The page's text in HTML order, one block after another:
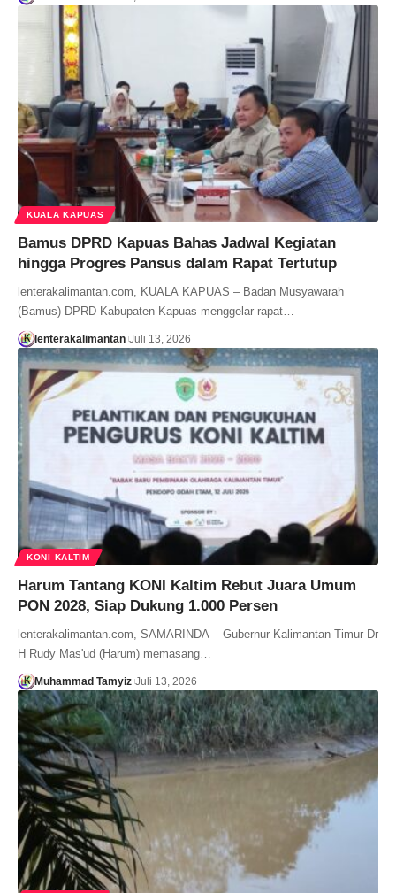
KUALA KAPUAS
Bamus DPRD Kapuas Bahas Jadwal Kegiatan
hingga Progres Pansus dalam Rapat Tertutup
lenterakalimantan.com, KUALA KAPUAS – Badan Musyawarah
(Bamus) DPRD Kabupaten Kapuas menggelar rapat…
lenterakalimantan Juli 13, 2026
KONI KALTIM
Harum Tantang KONI Kaltim Rebut Juara Umum
PON 2028, Siap Dukung 1.000 Persen
lenterakalimantan.com, SAMARINDA – Gubernur Kalimantan Timur Dr
H Rudy Mas'ud (Harum) memasang…
Muhammad Tamyiz Juli 13, 2026